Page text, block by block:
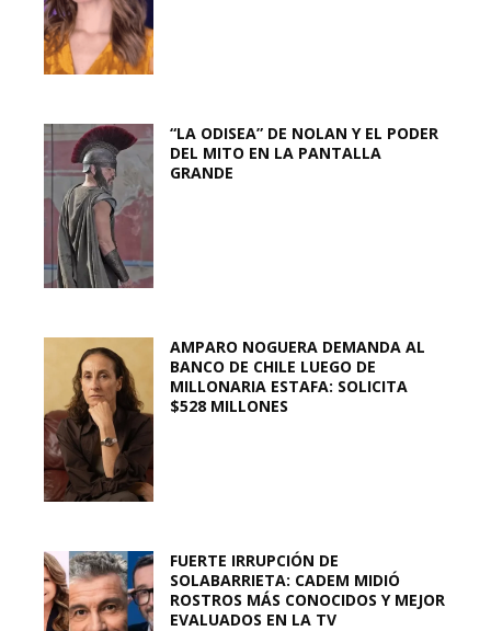
“LA ODISEA” DE NOLAN Y EL PODER
DEL MITO EN LA PANTALLA
GRANDE
AMPARO NOGUERA DEMANDA AL
BANCO DE CHILE LUEGO DE
MILLONARIA ESTAFA: SOLICITA
$528 MILLONES
FUERTE IRRUPCIÓN DE
SOLABARRIETA: CADEM MIDIÓ
ROSTROS MÁS CONOCIDOS Y MEJOR
EVALUADOS EN LA TV